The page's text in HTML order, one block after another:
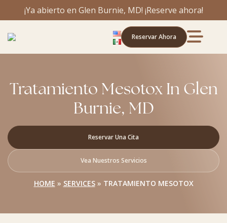
¡Ya abierto en Glen Burnie, MD! ¡Reserve ahora!
Reservar Ahora
Tratamiento Mesotox In Glen
Burnie, MD
Reservar Una Cita
Vea Nuestros Servicios
HOME » SERVICES» TRATAMIENTO MESOTOX